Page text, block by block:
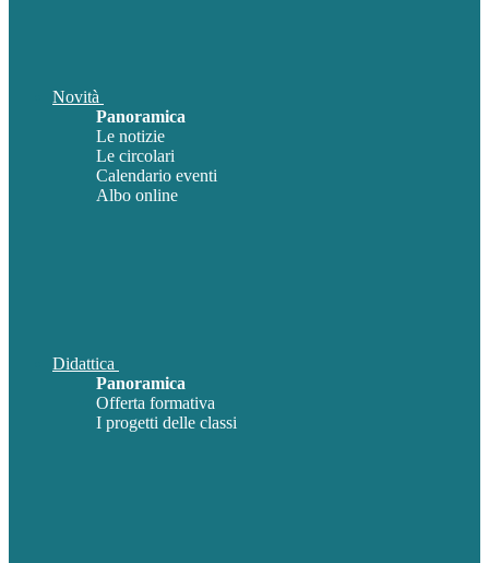
Novità
Panoramica
Le notizie
Le circolari
Calendario eventi
Albo online
Didattica
Panoramica
Offerta formativa
I progetti delle classi